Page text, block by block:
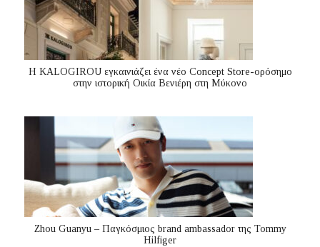
Η KALOGIROU εγκαινιάζει ένα νέο Concept Store-ορόσημο
στην ιστορική Οικία Βενιέρη στη Μύκονο
Zhou Guanyu – Παγκόσμιος brand ambassador της Tommy
Hilfiger